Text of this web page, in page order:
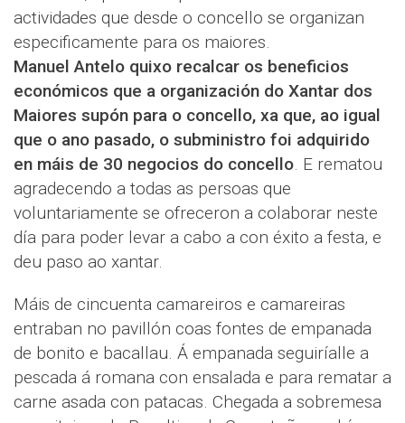
actividades que desde o concello se organizan
especificamente para os maiores.
Manuel Antelo quixo recalcar os beneficios
económicos que a organización do Xantar dos
Maiores supón para o concello, xa que, ao igual
que o ano pasado, o subministro foi adquirido
en máis de 30 negocios do concello. E rematou
agradecendo a todas as persoas que
voluntariamente se ofreceron a colaborar neste
día para poder levar a cabo a con éxito a festa, e
deu paso ao xantar.
Máis de cincuenta camareiros e camareiras
entraban no pavillón coas fontes de empanada
de bonito e bacallau. Á empanada seguiríalle a
pescada á romana con ensalada e para rematar a
carne asada con patacas. Chegada a sobremesa